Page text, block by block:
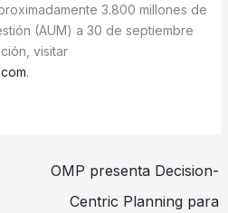
3.800 millones de
(AUM) a 30 de septiembre
visitar
.
OMP presenta Decision-
Centric Planning para